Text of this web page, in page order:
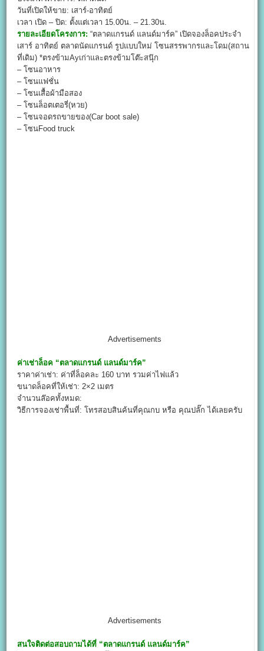
วันที่เปิดให้ขาย: เสาร์-อาทิตย์
เวลา เปิด – ปิด: ตั้งแต่เวลา 15.00น. – 21.30น.
รายละเอียดโครงการ: “ตลาดแกรนด์ แลนด์มาร์ค” เปิดจองล็อคประจำ
เสาร์ อาทิตย์ ตลาดนัดแกรนด์ รูปแบบใหม่ โซนสรรพากรและโดม(สถาน
ที่เดิม) *ตรงข้ามAyเก่าและตรงข้ามโต๊ะสนุ๊ก
– โซนอาหาร
– โซนแฟชั่น
– โซนเสื้อผ้ามือสอง
– โซนล็อตเตอรี่(หวย)
– โซนจอดรถขายของ(Car boot sale)
– โซนFood truck
Advertisements
ค่าเช่าล็อค “ตลาดแกรนด์ แลนด์มาร์ค”
ราคาค่าเช่า: ค่าที่ล็อคละ 160 บาท รวมค่าไฟแล้ว
ขนาดล็อคที่ให้เช่า: 2×2 เมตร
จำนวนล๊อคทั้งหมด:
วิธีการจองเช่าพื้นที่: โทรสอบสินค้นที่คุณกบ หรือ คุณปลั๊ก ได้เลยครับ
Advertisements
สนใจติดต่อสอบถามได้ที่ “ตลาดแกรนด์ แลนด์มาร์ค”